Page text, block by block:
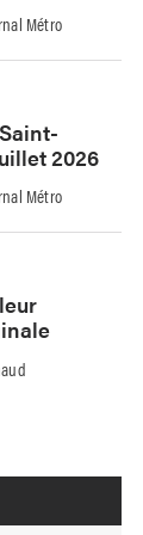
Métro
2026
Métro